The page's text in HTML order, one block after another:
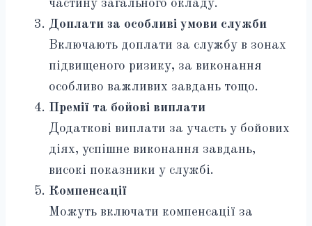
частину загального окладу.
Доплати за особливі умови служби
Включають доплати за службу в зонах
підвищеного ризику, за виконання
особливо важливих завдань тощо.
Премії та бойові виплати
Додаткові виплати за участь у бойових
діях, успішне виконання завдань,
високі показники у службі.
Компенсації
Можуть включати компенсації за